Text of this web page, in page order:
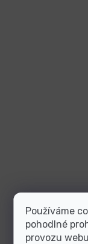
Používáme
pohodlné
provozu